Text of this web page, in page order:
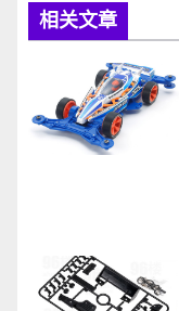
相关文章